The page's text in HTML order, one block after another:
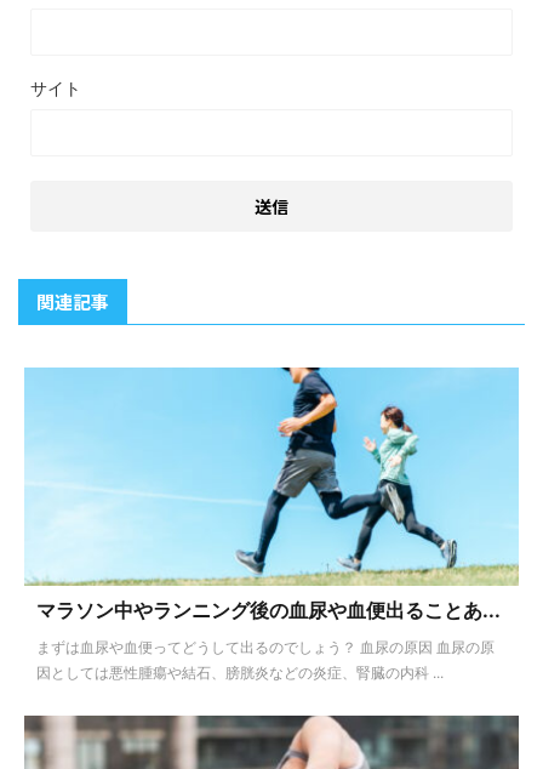
サイト
関連記事
マラソン中やランニング後の血尿や血便出ることあ...
まずは血尿や血便ってどうして出るのでしょう？ 血尿の原因 血尿の原
因としては悪性腫瘍や結石、膀胱炎などの炎症、腎臓の内科 ...